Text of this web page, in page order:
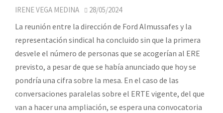
IRENE VEGA MEDINA 28/05/2024
La reunión entre la dirección de Ford Almussafes y la
representación sindical ha concluido sin que la primera
desvele el número de personas que se acogerían al ERE
previsto, a pesar de que se había anunciado que hoy se
pondría una cifra sobre la mesa. En el caso de las
conversaciones paralelas sobre el ERTE vigente, del que
van a hacer una ampliación, se espera una convocatoria